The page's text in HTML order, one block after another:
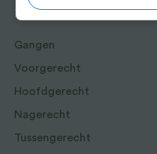
Recepten
Gangen
Voorgerecht
Hoofdgerecht
Nagerecht
Tussengerecht